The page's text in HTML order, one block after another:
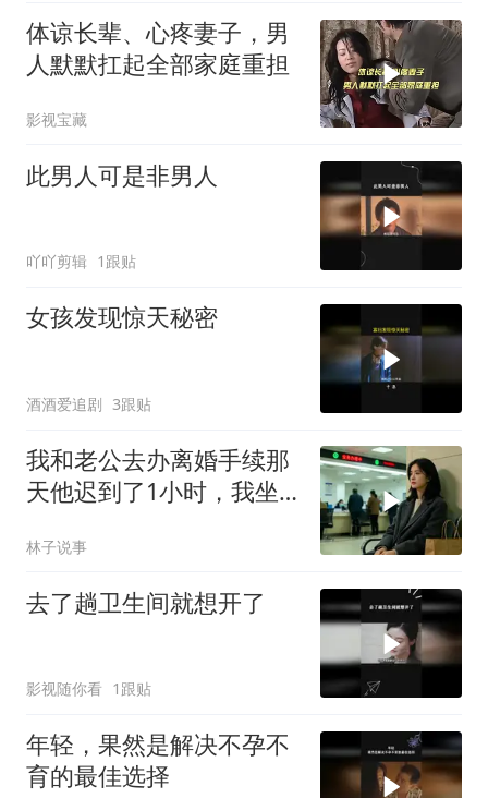
体谅长辈、心疼妻子，男
人默默扛起全部家庭重担
影视宝藏
此男人可是非男人
吖吖剪辑 1跟贴
女孩发现惊天秘密
酒酒爱追剧 3跟贴
我和老公去办离婚手续那
天他迟到了1小时，我坐
图片
林子说事
去了趟卫生间就想开了
影视随你看 1跟贴
年轻，果然是解决不孕不
育的最佳选择